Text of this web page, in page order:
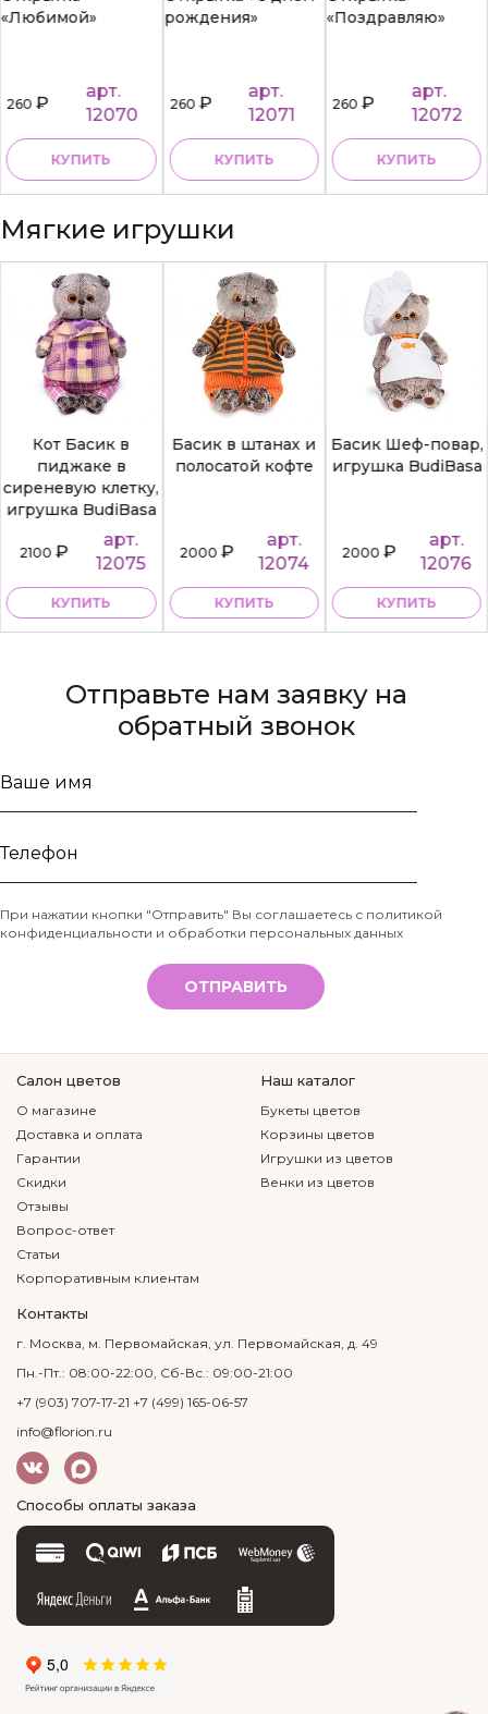
«Любимой»
260₽
арт.
12070
КУПИТЬ
рождения»
260₽
арт.
12071
КУПИТЬ
«Поздравляю»
260₽
арт.
12072
КУПИТЬ
Мягкие игрушки
Кот Басик в
пиджаке в
сиреневую клетку,
игрушка BudiBasa
2100₽
арт.
12075
КУПИТЬ
Басик в штанах и
полосатой кофте
2000₽
арт.
12074
КУПИТЬ
Басик Шеф-повар,
игрушка BudiBasa
2000₽
арт.
12076
КУПИТЬ
Отправьте нам заявку на
обратный звонок
Ваше
Телефон
*
При нажатии кнопки "Отправить" Вы соглашаетесь с политикой
конфиденциальности и обработки персональных данных
ОТПРАВИТЬ
Салон цветов
О магазине
Доставка и оплата
Гарантии
Скидки
Отзывы
Вопрос-ответ
Статьи
Корпоративным клиентам
Наш каталог
Букеты цветов
Корзины цветов
Игрушки из цветов
Венки из цветов
Контакты
г. Москва, м. Первомайская, ул. Первомайская, д. 49
Пн.-Пт.: 08:00-22:00, Сб-Вс.: 09:00-21:00
+7 (903) 707-17-21 +7 (499) 165-06-57
info@florion.ru
Способы оплаты заказа